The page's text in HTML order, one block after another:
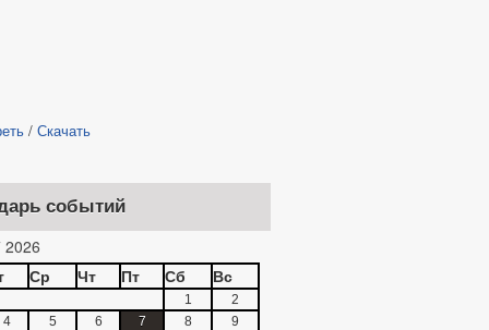
/ Скачать
событий
Ср Чт Пт Сб Вс
1
2
4
5 6 7 8
9